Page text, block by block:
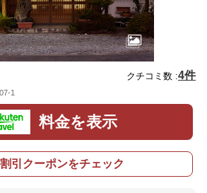
クチコミ数 :4件
1
料金を表示
割引クーポンをチェック